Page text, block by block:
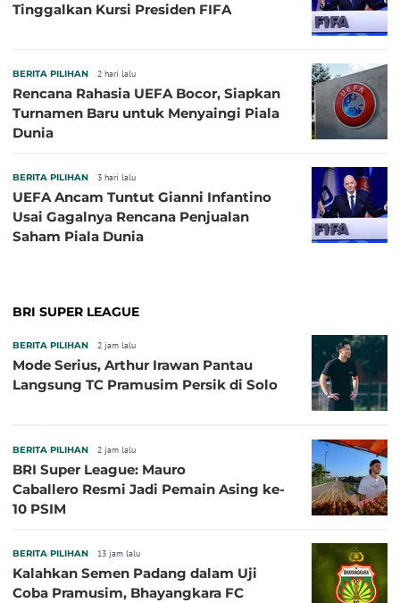
Tinggalkan Kursi Presiden FIFA
BERITA PILIHAN 2 hari lalu
Rencana Rahasia UEFA Bocor, Siapkan
Turnamen Baru untuk Menyaingi Piala
Dunia
BERITA PILIHAN 3 hari lalu
UEFA Ancam Tuntut Gianni Infantino
Usai Gagalnya Rencana Penjualan
Saham Piala Dunia
BRI SUPER LEAGUE
BERITA PILIHAN 2 jam lalu
Mode Serius, Arthur Irawan Pantau
Langsung TC Pramusim Persik di Solo
BERITA PILIHAN 2 jam lalu
BRI Super League: Mauro
Caballero Resmi Jadi Pemain Asing ke-
10 PSIM
BERITA PILIHAN 13 jam lalu
Kalahkan Semen Padang dalam Uji
Coba Pramusim, Bhayangkara FC